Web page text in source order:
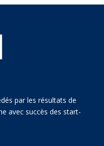
par les résultats de
avec succès des start-